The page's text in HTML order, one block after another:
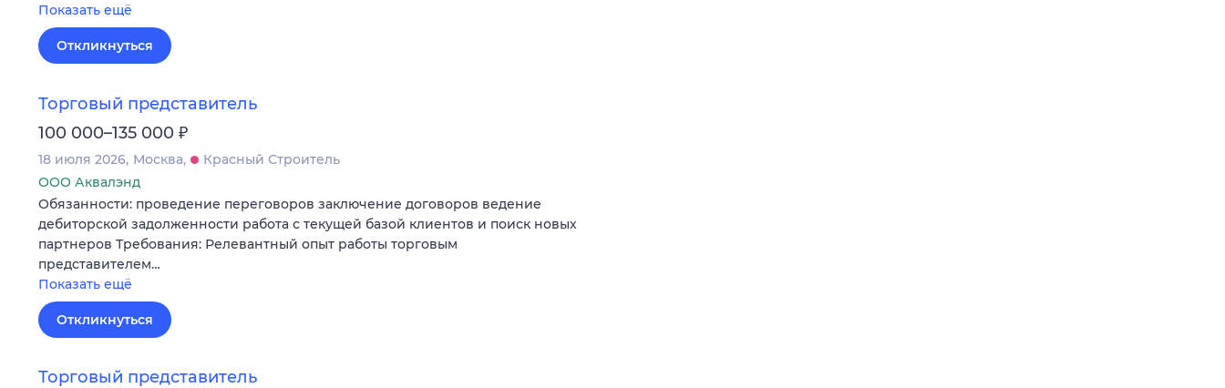
Показать ещё
Откликнуться
Торговый представитель
100 000–135 000 ₽
18 июля 2026 Москва
Красный Строитель
ООО Аквалэнд
Обязанности: проведение переговоров заключение договоров ведение
дебиторской задолженности работа с текущей базой клиентов и поиск новых
партнеров Требования: Релевантный опыт работы торговым
представителем…
Показать ещё
Откликнуться
Торговый представитель